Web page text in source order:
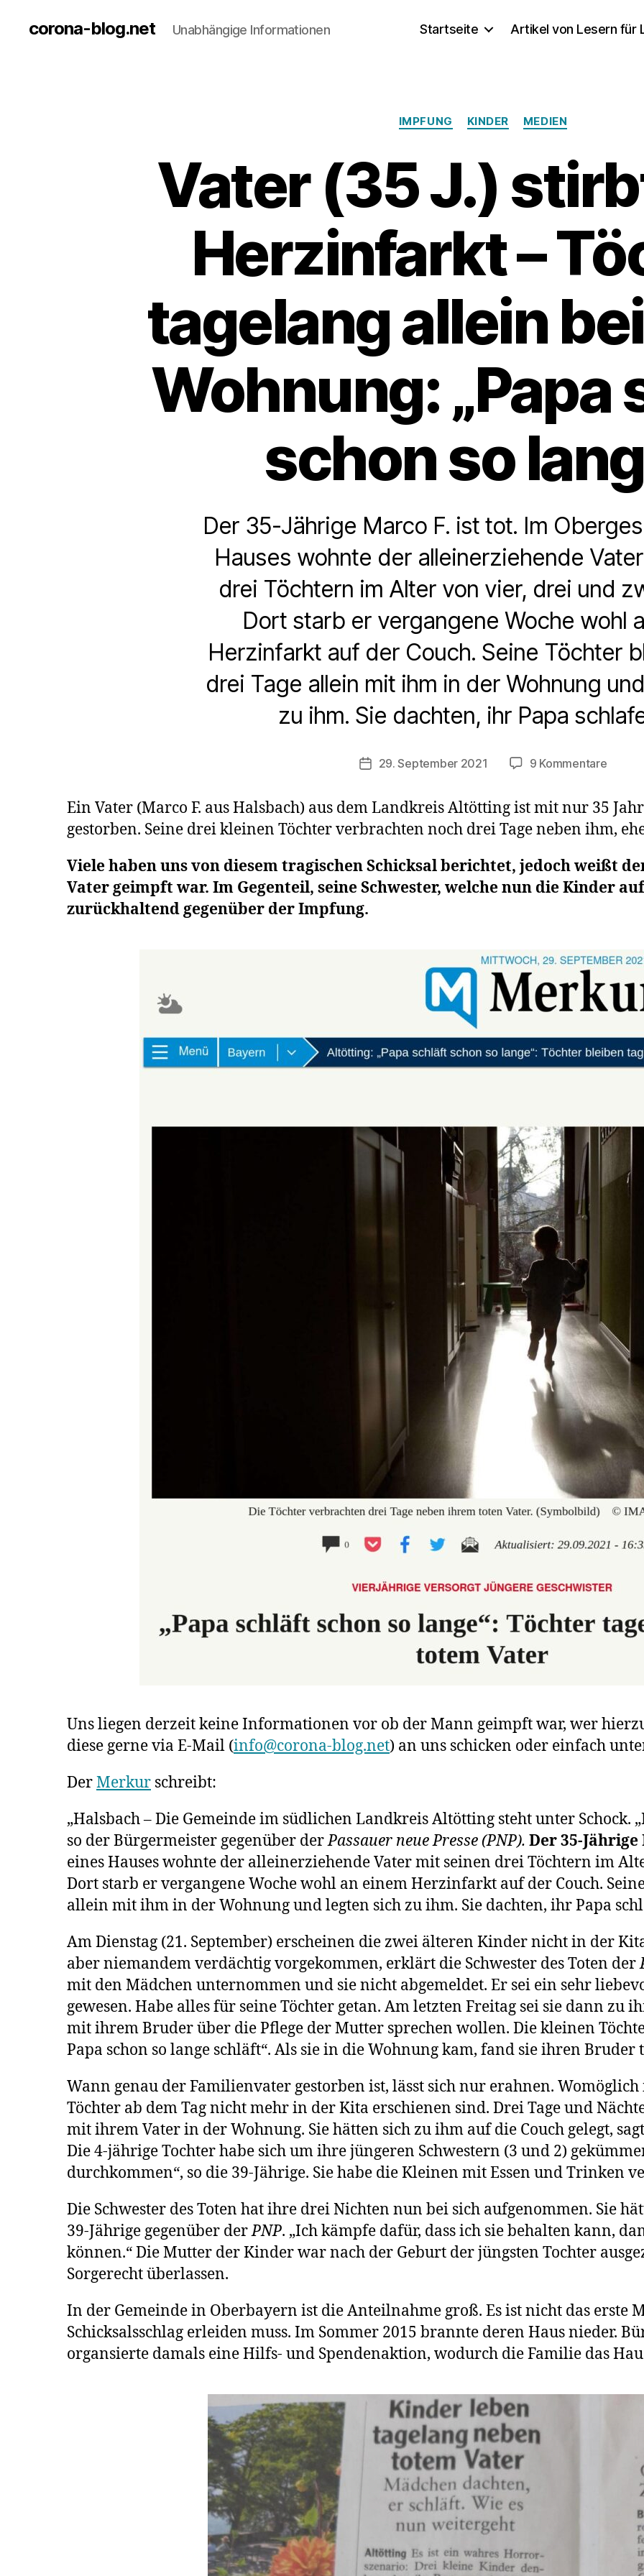
corona-blog.net Unabhängige Informationen Startseite Artikel von Lesern für
Kategorien
IMPFUNG KINDER MEDIEN
Vater (35 J.)
Herzinfarkt –
tagelang allein
Wohnung: „Papa
schon so
Der 35-Jährige Marco F. ist tot. Im
Hauses wohnte der alleinerziehende
drei Töchtern im Alter von vier, drei und
Dort starb er vergangene Woche wohl
Herzinfarkt auf der Couch. Seine Töchter
drei Tage allein mit ihm in der Wohnung
zu ihm. Sie dachten, ihr Papa
Veröffentlichungsdatum
29. September 2021 9 Kommentarezu
J.)
stirbt
–
bei
ihm
in
schläft
schon
so
Ein Vater (Marco F. aus Halsbach) aus dem Landkreis Altötting ist mit nur 35
gestorben. Seine drei kleinen Töchter verbrachten noch drei Tage neben ihm,
Viele haben uns von diesem tragischen Schicksal berichtet, jedoch weißt
Vater geimpft war. Im Gegenteil, seine Schwester, welche nun die Kinder
zurückhaltend gegenüber der Impfung.
Uns liegen derzeit keine Informationen vor ob der Mann geimpft war, wer
diese gerne via E-Mail (info@corona-blog.net) an uns schicken oder einfach
DerMerkur schreibt:
„Halsbach – Die Gemeinde im südlichen Landkreis Altötting steht unter Schock.
so der Bürgermeister gegenüber derPassauer neue Presse (PNP). Der 35-
eines Hauses wohnte der alleinerziehende Vater mit seinen drei Töchtern im
Dort starb er vergangene Woche wohl an einem Herzinfarkt auf der Couch.
allein mit ihm in der Wohnung und legten sich zu ihm. Sie dachten, ihr Papa
Am Dienstag (21. September) erscheinen die zwei älteren Kinder nicht in der
aber niemandem verdächtig vorgekommen, erklärt die Schwester des Toten der
mit den Mädchen unternommen und sie nicht abgemeldet. Er sei ein sehr
gewesen. Habe alles für seine Töchter getan. Am letzten Freitag sei sie dann zu
mit ihrem Bruder über die Pflege der Mutter sprechen wollen. Die kleinen
Papa schon so lange schläft“. Als sie in die Wohnung kam, fand sie ihren Bruder
Wann genau der Familienvater gestorben ist, lässt sich nur erahnen.
Töchter ab dem Tag nicht mehr in der Kita erschienen sind. Drei Tage und
mit ihrem Vater in der Wohnung. Sie hätten sich zu ihm auf die Couch gelegt,
Die 4-jährige Tochter habe sich um ihre jüngeren Schwestern (3 und 2)
durchkommen“, so die 39-Jährige. Sie habe die Kleinen mit Essen und Trinken
Die Schwester des Toten hat ihre drei Nichten nun bei sich aufgenommen. Sie
39-Jährige gegenüber derPNP. „Ich kämpfe dafür, dass ich sie behalten kann,
können.“ Die Mutter der Kinder war nach der Geburt der jüngsten Tochter
Sorgerecht überlassen.
In der Gemeinde in Oberbayern ist die Anteilnahme groß. Es ist nicht das erste
Schicksalsschlag erleiden muss. Im Sommer 2015 brannte deren Haus nieder.
organsierte damals eine Hilfs- und Spendenaktion, wodurch die Familie das